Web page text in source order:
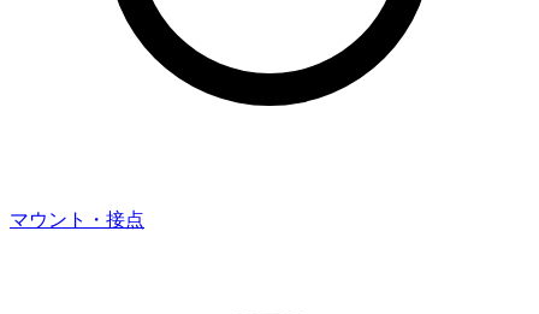
マウント・接点